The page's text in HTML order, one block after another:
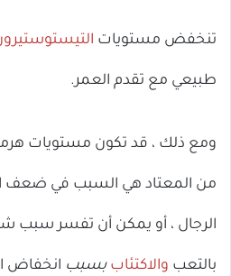
تنخفض مستويات
طبيعي مع تقدم العمر.
ومع ذلك ، قد تكون مستويات
من المعتاد هي السبب في ضعف
الرجال ، أو يمكن أن تفسر سبب
بالتعب والاكتئاببسبب انخفاض